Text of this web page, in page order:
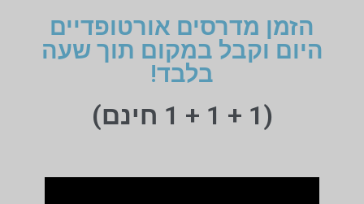
הזמן מדרסים אורטופדיים
היום וקבל במקום תוך שעה
בלבד!
(1 + 1 + 1 חינם)